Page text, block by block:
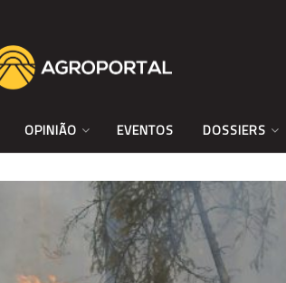
OPINIÃO EVENTOS DOSSIERS